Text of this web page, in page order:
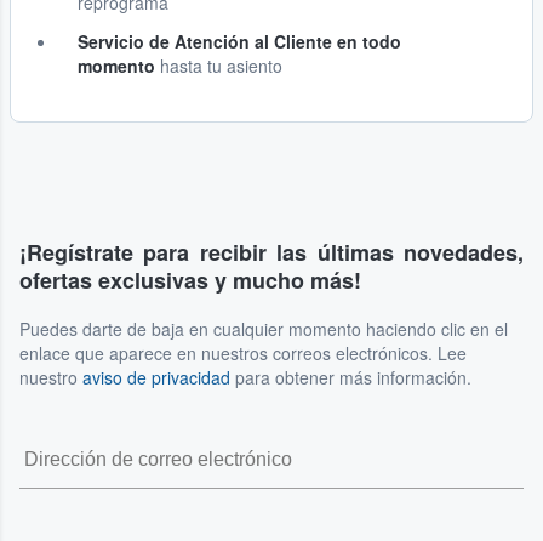
Servicio de Atención al Cliente en todo
momento hasta tu asiento
¡Regístrate para recibir las últimas novedades,
ofertas exclusivas y mucho más!
Puedes darte de baja en cualquier momento haciendo clic en el
enlace que aparece en nuestros correos electrónicos. Lee
nuestro aviso de privacidad para obtener más información.